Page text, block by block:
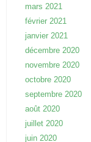
mars 2021
février 2021
janvier 2021
décembre 2020
novembre 2020
octobre 2020
septembre 2020
août 2020
juillet 2020
juin 2020